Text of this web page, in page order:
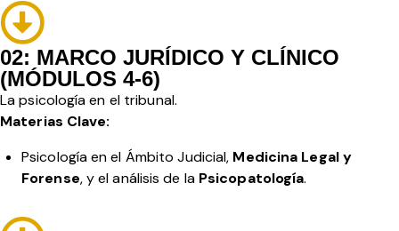
02: MARCO JURÍDICO Y CLÍNICO
(MÓDULOS 4-6)
La psicología en el tribunal.
Materias Clave:
Psicología en el Ámbito Judicial, Medicina Legal y
Forense, y el análisis de la Psicopatología.